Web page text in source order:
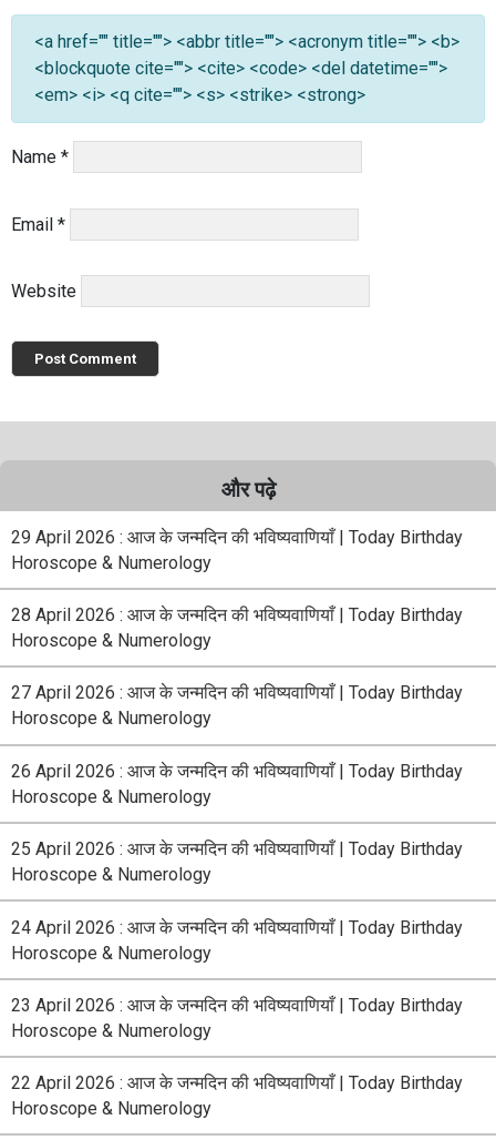
<a href="" title=""> <abbr title=""> <acronym title=""> <b>
<blockquote cite=""> <cite> <code> <del datetime="">
<em> <i> <q cite=""> <s> <strike> <strong>
Name *
Email *
Website
और पढ़े
29 April 2026 : आज के जन्मदिन की भविष्यवाणियाँ | Today Birthday
Horoscope & Numerology
28 April 2026 : आज के जन्मदिन की भविष्यवाणियाँ | Today Birthday
Horoscope & Numerology
27 April 2026 : आज के जन्मदिन की भविष्यवाणियाँ | Today Birthday
Horoscope & Numerology
26 April 2026 : आज के जन्मदिन की भविष्यवाणियाँ | Today Birthday
Horoscope & Numerology
25 April 2026 : आज के जन्मदिन की भविष्यवाणियाँ | Today Birthday
Horoscope & Numerology
24 April 2026 : आज के जन्मदिन की भविष्यवाणियाँ | Today Birthday
Horoscope & Numerology
23 April 2026 : आज के जन्मदिन की भविष्यवाणियाँ | Today Birthday
Horoscope & Numerology
22 April 2026 : आज के जन्मदिन की भविष्यवाणियाँ | Today Birthday
Horoscope & Numerology